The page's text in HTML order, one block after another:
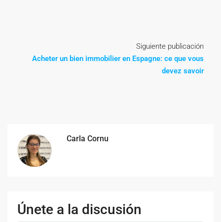
Siguiente publicación
Acheter un bien immobilier en Espagne: ce que vous
devez savoir
Carla Cornu
Únete a la discusión